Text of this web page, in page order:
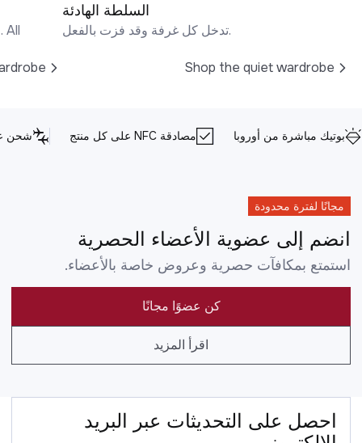
السلطة الهادئة
تدخل كل غرفة وقد فزت بالفعل.
Shop the quiet wardrobe
All
بوتيك مباشرة من أوروبا مصادقة NFC على كل منتج شحن
مجانًا لفترة محدودة
انضم إلى عضوية الأعضاء الحصرية
استمتع بمكافآت حصرية وعروض خاصة بالأعضاء.
كن عضوًا مجانًا
اقرأ المزيد
احصل على التحديثات عبر البريد